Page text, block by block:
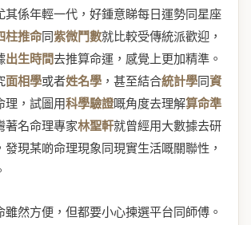
其係年輕一代，好鍾意睇每日運勢同星座
柱推命同紫微鬥數就比較受傳統派歡迎，
出生時間去推算命運，感覺上更加精準。
面相學或者姓名學 ，甚至結合統計學同資
理，試圖用科學驗證嘅角度去理解算命準
著名命理專家林聖軒就曾經用大數據去研
發現某啲命理現象同現實生活嘅關聯性，
雖然方便，但都要小心揀選平台同師傅。